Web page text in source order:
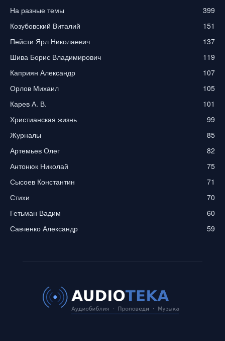
На разные темы
399
Козубовский Виталий
151
Пейсти Ярл Николаевич
137
Шива Борис Владимирович
119
Каприян Александр
107
Орлов Михаил
105
Карев А. В.
101
Христианская жизнь
99
Журналы
85
Артемьев Олег
82
Антонюк Николай
75
Сысоев Константин
71
Стихи
70
Гетьман Вадим
60
Савченко Александр
59